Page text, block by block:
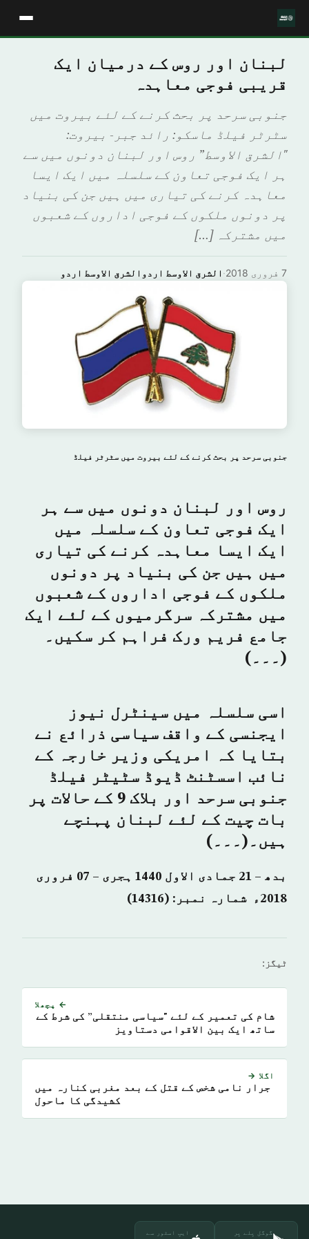
لبنان اور روس کے درمیان ایک
قریبی فوجی معاہدہ
جنوبی سرحد پر بحث کرنے کے لئے بیروت میں
سٹرٹر فیلڈ ماسكو: رائد جبر- بيروت:
"الشرق الاوسط” روس اور لبنان دونوں میں سے
ہر ایک فوجی تعاون کے سلسلہ میں ایک ایسا
معاہدہ کرنے کی تیاری میں ہیں جن کی بنیاد
پر دونوں ملکوں کے فوجی اداروں کے شعبوں
میں مشترکہ […]
الشرق الاوسط اردوالشرق الاوسط اردو · 7 فروری 2018
جنوبی سرحد پر بحث کرنے کے لئے بیروت میں سٹرٹر فیلڈ
روس اور لبنان دونوں میں سے ہر
ایک فوجی تعاون کے سلسلہ میں
ایک ایسا معاہدہ کرنے کی تیاری
میں ہیں جن کی بنیاد پر دونوں
ملکوں کے فوجی اداروں کے شعبوں
میں مشترکہ سرگرمیوں کے لئے ایک
جامع فریم ورک فراہم کر سکیں۔
(۔۔۔)
اسی سلسلہ میں سینٹرل نیوز
ایجنسی کے واقف سیاسی ذرائع نے
بتایا کہ امریکی وزیر خارجہ کے
نائب اسسٹنٹ ڈیوڈ سٹیٹر فیلڈ
جنوبی سرحد اور بلاک 9 کے حالات پر
بات چیت کے لئے لبنان پہنچے
ہیں۔(۔۔۔)
بدھ – 21 جمادی الاول 1440 ہجری – 07 فروری
2018ء شمارہ نمبر: (14316)
ٹیگز:
← پچھلا
شام کی تعمیر کے لئے "سیاسی منتقلی” کی شرط کے
ساتھ ایک بین الاقوامی دستاویز
اگلا →
جرار نامی شخص کے قتل کے بعد مغربی کنارہ میں
کشیدگی کا ماحول
گوگل پلے پر ایپ اسٹور سے